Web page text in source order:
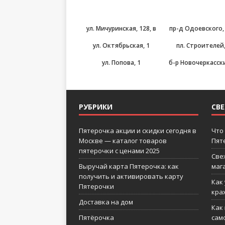
ул. Мичуринская, 128, в пр-д Одоевского,
ул. Октябрьская, 1
пл.
ул. Попова, 1
б-р
РУБРИКИ
Пятерочка акции и скидки сегодня в
Москве — каталог товаров
пятерочки с ценами 2025
Выручай карта Пятерочка: как
получить и активировать карту
Пятерочки
Доставка на дом
Пятёрочка
Что
Как
Как